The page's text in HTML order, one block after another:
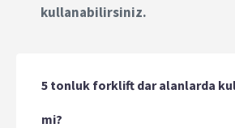
kullanabilirsiniz.
5 tonluk forklift dar alanlarda
mi?